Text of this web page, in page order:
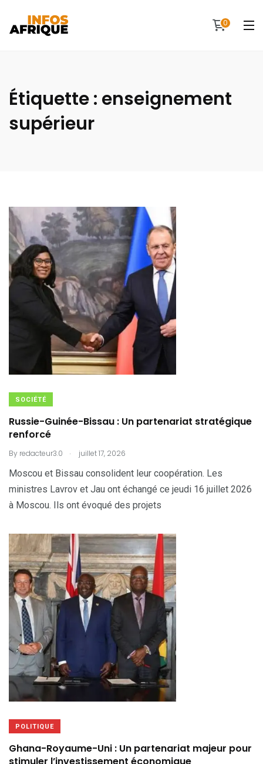
0
Étiquette : enseignement
supérieur
SOCIÉTÉ
Russie-Guinée-Bissau : Un partenariat stratégique
renforcé
By redacteur3.0 . juillet 17, 2026
Moscou et Bissau consolident leur coopération. Les
ministres Lavrov et Jau ont échangé ce jeudi 16 juillet 2026
à Moscou. Ils ont évoqué des projets
POLITIQUE
Ghana-Royaume-Uni : Un partenariat majeur pour